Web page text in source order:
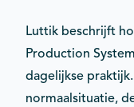
Luttik beschrijft
Production
dagelijkse
normaalsituatie,